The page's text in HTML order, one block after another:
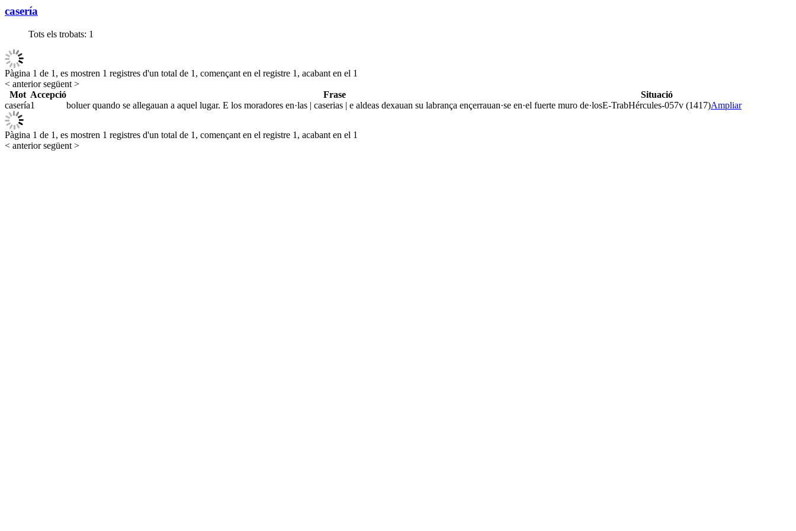
casería
Tots els trobats: 1
Pàgina 1 de 1, es mostren 1 registres d'un total de 1, començant en el registre 1, acabant en el 1
< anteriorsegüent >
Mot Accepció Frase
Situació
casería1 boluer quando se allegauan a aquel lugar. E los moradores en·las | caserias | e aldeas dexauan su labrança ençerrauan·se en·el fuerte muro de·losE-TrabHércules-057v (1417)Ampliar
Pàgina 1 de 1, es mostren 1 registres d'un total de 1, començant en el registre 1, acabant en el 1
< anteriorsegüent >